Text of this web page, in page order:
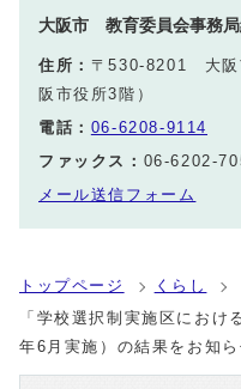
大阪市 教育委員会事務
住所： 〒530-8201 大阪
阪市役所3階）
電話： 06-6208-9114
ファックス： 06-6202-
メール送信フォーム
トップページ くらし
「学校選択制実施区にお
年6月実施）の結果をお知